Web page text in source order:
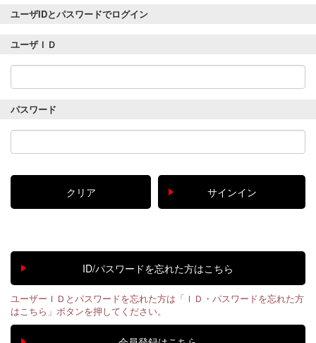
ユーザIDとパスワードでログイン
ユーザＩＤ
パスワード
ユーザーＩＤとパスワードを忘れた方は「ＩＤ・パスワードを忘れた方
はこちら」ボタンを押してください。